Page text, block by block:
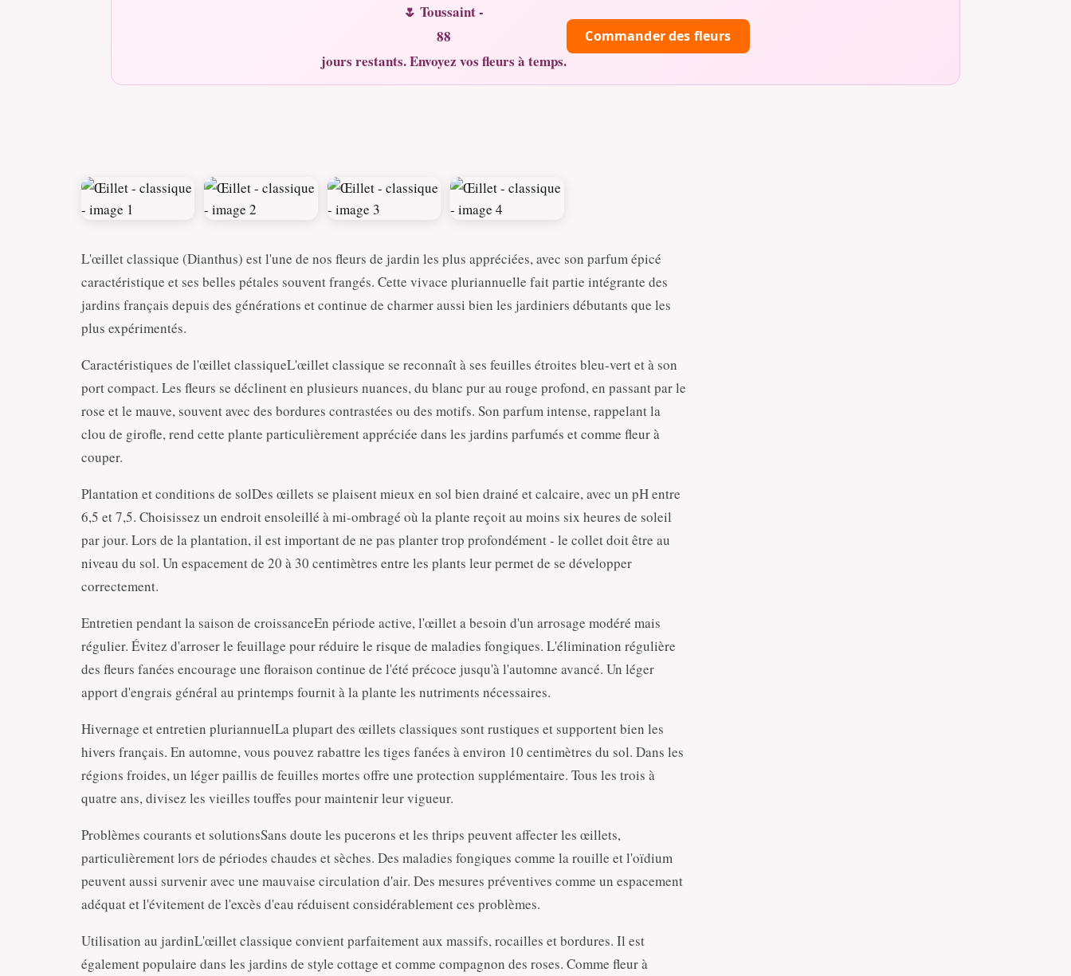
🌷 Toussaint -
88
jours restants. Envoyez vos fleurs à temps.
Commander des fleurs
L'œillet classique (Dianthus) est l'une de nos fleurs de jardin les plus appréciées, avec son parfum épicé
caractéristique et ses belles pétales souvent frangés. Cette vivace pluriannuelle fait partie intégrante des
jardins français depuis des générations et continue de charmer aussi bien les jardiniers débutants que les
plus expérimentés.
Caractéristiques de l'œillet classiqueL'œillet classique se reconnaît à ses feuilles étroites bleu-vert et à son
port compact. Les fleurs se déclinent en plusieurs nuances, du blanc pur au rouge profond, en passant par le
rose et le mauve, souvent avec des bordures contrastées ou des motifs. Son parfum intense, rappelant la
clou de girofle, rend cette plante particulièrement appréciée dans les jardins parfumés et comme fleur à
couper.
Plantation et conditions de solDes œillets se plaisent mieux en sol bien drainé et calcaire, avec un pH entre
6,5 et 7,5. Choisissez un endroit ensoleillé à mi-ombragé où la plante reçoit au moins six heures de soleil
par jour. Lors de la plantation, il est important de ne pas planter trop profondément - le collet doit être au
niveau du sol. Un espacement de 20 à 30 centimètres entre les plants leur permet de se développer
correctement.
Entretien pendant la saison de croissanceEn période active, l'œillet a besoin d'un arrosage modéré mais
régulier. Évitez d'arroser le feuillage pour réduire le risque de maladies fongiques. L'élimination régulière
des fleurs fanées encourage une floraison continue de l'été précoce jusqu'à l'automne avancé. Un léger
apport d'engrais général au printemps fournit à la plante les nutriments nécessaires.
Hivernage et entretien pluriannuelLa plupart des œillets classiques sont rustiques et supportent bien les
hivers français. En automne, vous pouvez rabattre les tiges fanées à environ 10 centimètres du sol. Dans les
régions froides, un léger paillis de feuilles mortes offre une protection supplémentaire. Tous les trois à
quatre ans, divisez les vieilles touffes pour maintenir leur vigueur.
Problèmes courants et solutionsSans doute les pucerons et les thrips peuvent affecter les œillets,
particulièrement lors de périodes chaudes et sèches. Des maladies fongiques comme la rouille et l'oïdium
peuvent aussi survenir avec une mauvaise circulation d'air. Des mesures préventives comme un espacement
adéquat et l'évitement de l'excès d'eau réduisent considérablement ces problèmes.
Utilisation au jardinL'œillet classique convient parfaitement aux massifs, rocailles et bordures. Il est
également populaire dans les jardins de style cottage et comme compagnon des roses. Comme fleur à